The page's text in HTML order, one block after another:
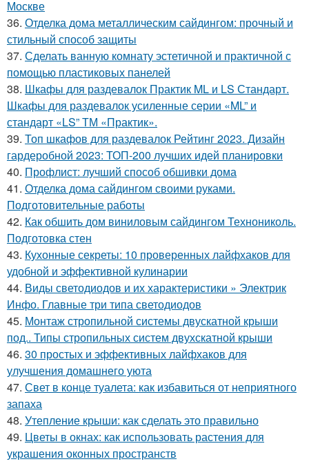
Москве
36. Отделка дома металлическим сайдингом: прочный и
стильный способ защиты
37. Сделать ванную комнату эстетичной и практичной с
помощью пластиковых панелей
38. Шкафы для раздевалок Практик ML и LS Стандарт.
Шкафы для раздевалок усиленные серии «ML” и
стандарт «LS” ТМ «Практик».
39. Топ шкафов для раздевалок Рейтинг 2023. Дизайн
гардеробной 2023: ТОП-200 лучших идей планировки
40. Профлист: лучший способ обшивки дома
41. Отделка дома сайдингом своими руками.
Подготовительные работы
42. Как обшить дом виниловым сайдингом Технониколь.
Подготовка стен
43. Кухонные секреты: 10 проверенных лайфхаков для
удобной и эффективной кулинарии
44. Виды светодиодов и их характеристики » Электрик
Инфо. Главные три типа светодиодов
45. Монтаж стропильной системы двускатной крыши
под.. Типы стропильных систем двухскатной крыши
46. 30 простых и эффективных лайфхаков для
улучшения домашнего уюта
47. Свет в конце туалета: как избавиться от неприятного
запаха
48. Утепление крыши: как сделать это правильно
49. Цветы в окнах: как использовать растения для
украшения оконных пространств